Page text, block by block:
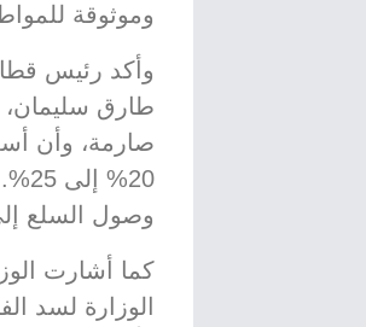
وموثوقة
وأكد رئيس قطاع
طارق سليمان،
صارمة، وأن
وصول السلع
كما أشارت
الوزارة لسد